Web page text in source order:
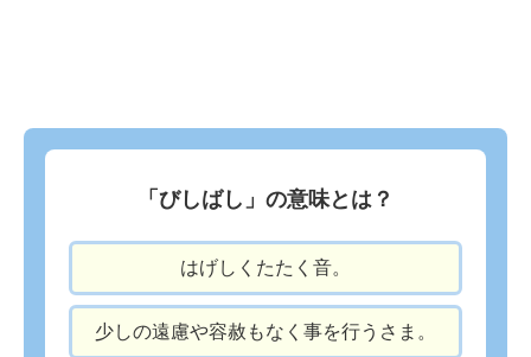
「びしばし」の意味とは？
はげしくたたく音。
少しの遠慮や容赦もなく事を行うさま。